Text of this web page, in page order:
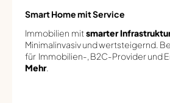
Smart Home mit Service
Immobilien mit smarter
Minimalinvasiv und wertsteigernd.
für Immobilien-, B2C-Provider und
Mehr.